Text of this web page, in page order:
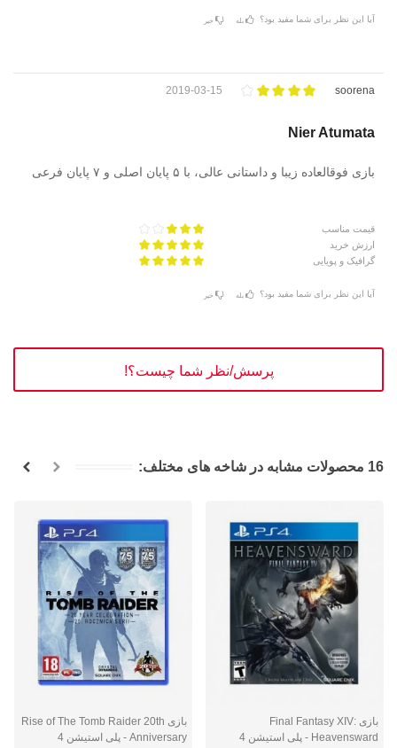
آیا این نظر برای شما مفید بود؟ بله خیر
soorena
2019-03-15
Nier Atumata
بازی فوقالعاده زیبا و داستانی عالی، با ۵ پایان اصلی و ۷ پایان فرعی
قیمت مناسب
ارزش خرید
گرافیک و پویایی
آیا این نظر برای شما مفید بود؟ بله خیر
پرسش/نظر شما چیست؟!
16 محصولات مشابه در شاخه های مختلف:
بازی Final Fantasy XIV:
Heavensward - پلی استیشن 4
بازی Rise of The Tomb Raider 20th
Anniversary - پلی استیشن 4